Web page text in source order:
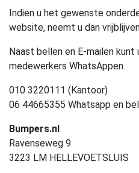
Indien u het gewenste
website, neemt u dan
Naast bellen en E-mailen kunt
medewerkers WhatsAppen.
010 3220111 (Kantoor)
06 44665355 Whatsapp en
Bumpers.nl
Ravenseweg 9
3223 LM HELLEVOETSLUIS